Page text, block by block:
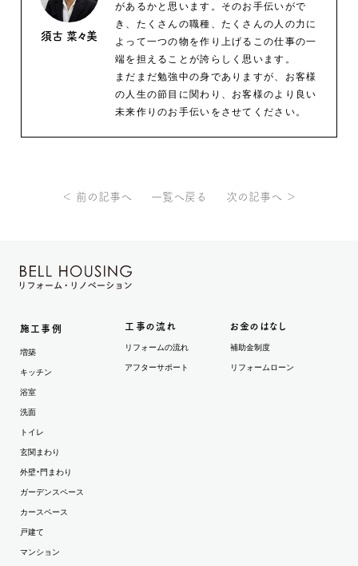
須古 菜々美
があるかと思います。そのお手伝いがで
き、たくさんの職種、たくさんの人の力に
よって一つの物を作り上げるこの仕事の一
端を担えることが誇らしく思います。
まだまだ勉強中の身でありますが、お客様
の人生の節目に関わり、お客様のより良い
未来作りのお手伝いをさせてください。
＜ 前の記事へ 一覧へ戻る 次の記事へ ＞
施工事例
増築
キッチン
浴室
洗面
トイレ
玄関まわり
外壁・門まわり
ガーデンスペース
カースペース
戸建て
マンション
工事の流れ
リフォームの流れ
アフターサポート
お金のはなし
補助金制度
リフォームローン